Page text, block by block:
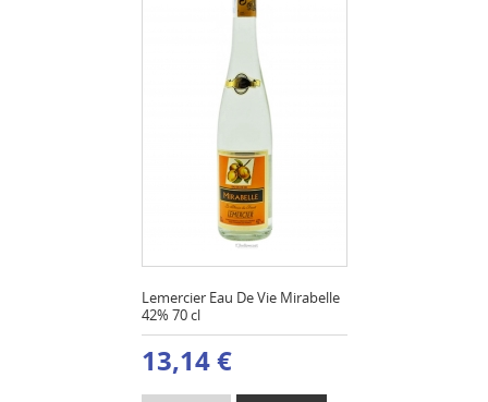
Lemercier Eau De Vie Mirabelle
42% 70 cl
13,14 €